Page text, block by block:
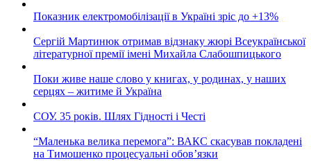
Показник електромобілізації в Україні зріс до +13%
Сергій Мартинюк отримав відзнаку жюрі Всеукраїнської
літературної премії імені Михайла Слабошпицького
Поки живе наше слово у книгах, у родинах, у наших
серцях – житиме й Україна
СОУ. 35 років. Шлях Гідності і Честі
“Маленька велика перемога”: ВАКС скасував покладені
на Тимошенко процесуальні обов’язки